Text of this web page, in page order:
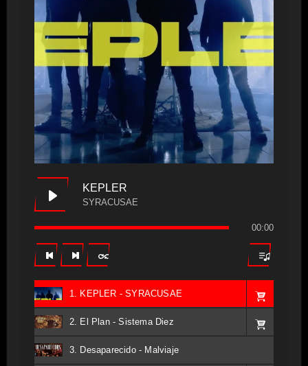
KEPLER
SYRACUSAE
00:00
1. KEPLER - SYRACUSAE
2. El Plan - Sistema Diez
3. Desaparecido - Malviaje